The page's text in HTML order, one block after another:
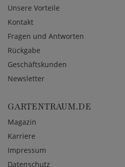
Unsere Vorteile
Kontakt
Fragen und Antworten
Rückgabe
Geschäftskunden
Newsletter
GARTENTRAUM.DE
Magazin
Karriere
Impressum
Datenschutz